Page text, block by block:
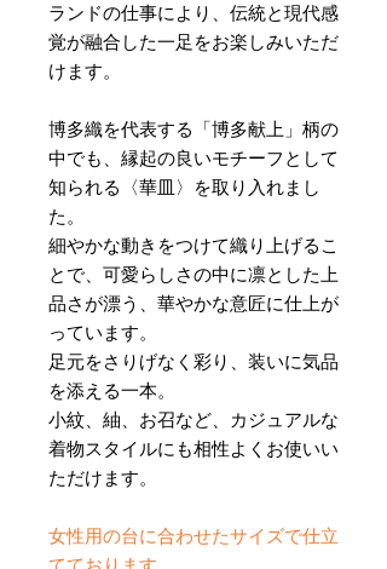
ランドの仕事により、伝統と現代感
覚が融合した一足をお楽しみいただ
けます。
博多織を代表する「博多献上」柄の
中でも、縁起の良いモチーフとして
知られる〈華皿〉を取り入れまし
た。
細やかな動きをつけて織り上げるこ
とで、可愛らしさの中に凛とした上
品さが漂う、華やかな意匠に仕上が
っています。
足元をさりげなく彩り、装いに気品
を添える一本。
小紋、紬、お召など、カジュアルな
着物スタイルにも相性よくお使いい
ただけます。
女性用の台に合わせたサイズで仕立
てております。